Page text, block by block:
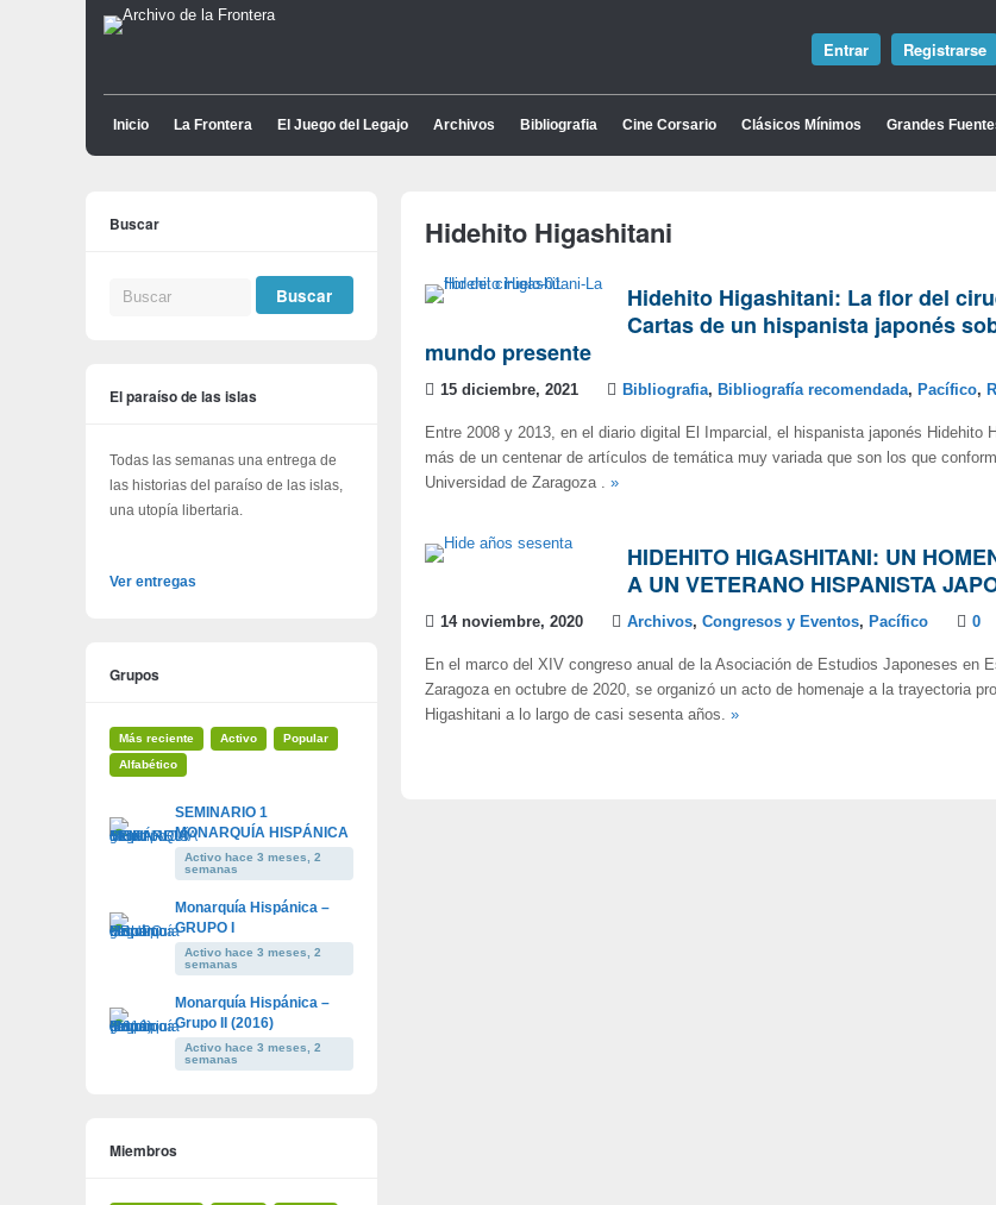
Entrar Registrarse
Inicio La Frontera El Juego del Legajo Archivos Bibliografia Cine Corsario Clásicos Mínimos Grandes
Hidehito Higashitani
Hidehito Higashitani: La flor del
Cartas de un hispanista japonés
mundo presente
15 diciembre, 2021 Bibliografia, Bibliografía recomendada, Pacífico,
Entre 2008 y 2013, en el diario digital El Imparcial, el hispanista japonés Hidehito
más de un centenar de artículos de temática muy variada que son los que
Universidad de Zaragoza . »
HIDEHITO HIGASHITANI: UN
A UN VETERANO HISPANISTA
14 noviembre, 2020 Archivos, Congresos y Eventos, Pacífico 0
En el marco del XIV congreso anual de la Asociación de Estudios Japoneses en
Zaragoza en octubre de 2020, se organizó un acto de homenaje a la trayectoria
Higashitani a lo largo de casi sesenta años. »
Buscar
El paraíso de las islas
Todas las semanas una entrega de
las historias del paraíso de las islas,
una utopía libertaria.
Ver entregas
Grupos
Más reciente Activo
Popular
Alfabético
SEMINARIO 1
MONARQUÍA HISPÁNICA
Activo hace 3 meses, 2
semanas
Monarquía Hispánica –
GRUPO I
Activo hace 3 meses, 2
semanas
Monarquía Hispánica –
Grupo II (2016)
Activo hace 3 meses, 2
semanas
Miembros